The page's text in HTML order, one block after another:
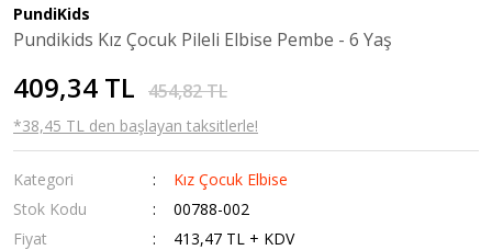
PundiKids
Pundikids Kız Çocuk Pileli Elbise Pembe - 6 Yaş
409,34 TL 454,82 TL
*38,45 TL den başlayan taksitlerle!
Kategori
Kız Çocuk Elbise
Stok Kodu
00788-002
Fiyat
413,47 TL + KDV